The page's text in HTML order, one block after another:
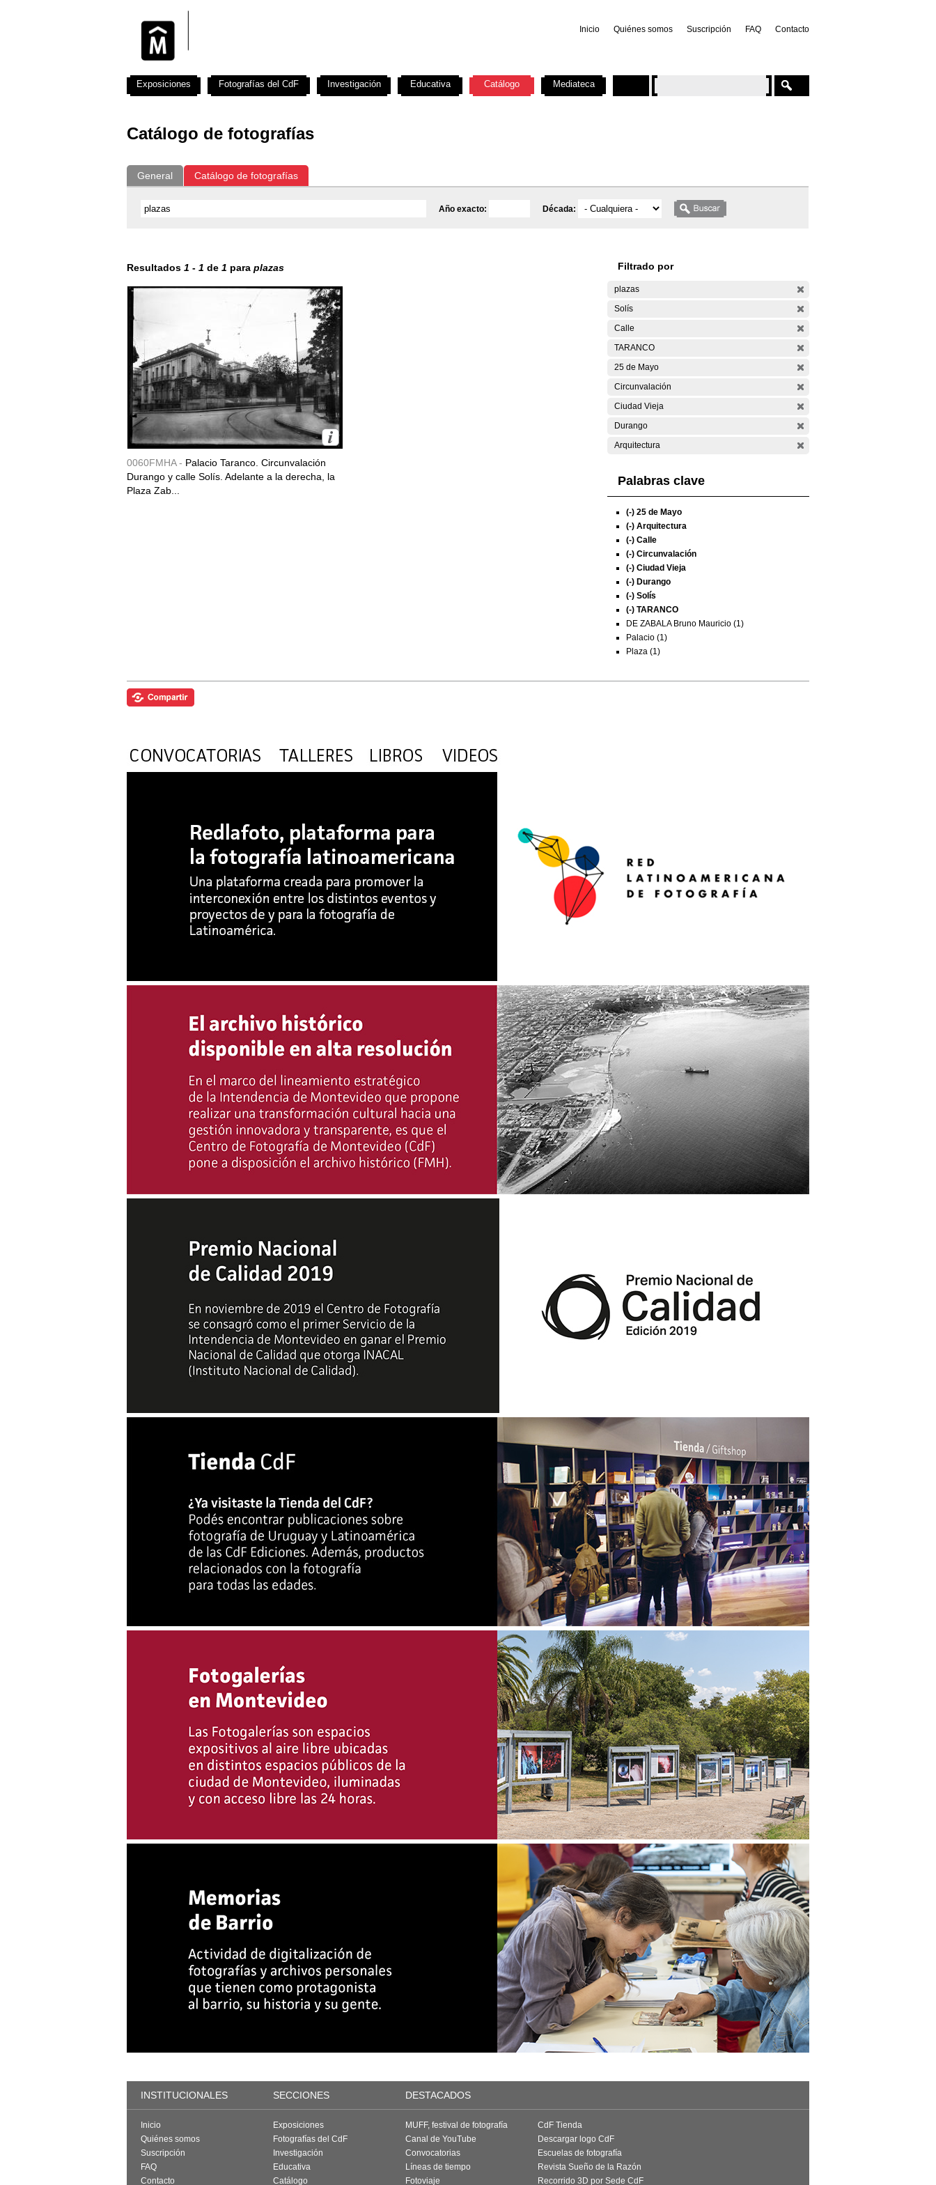
Inicio Quiénes somos Suscripción FAQ Contacto
Catálogo de fotografías
General Catálogo de fotografías
Año exacto: Década:
Resultados 1 - 1 de 1 para plazas
0060FMHA - Palacio Taranco. Circunvalación
Durango y calle Solís. Adelante a la derecha, la
Plaza Zab...
Filtrado por
plazas
Solís
Calle
TARANCO
25 de Mayo
Circunvalación
Ciudad Vieja
Durango
Arquitectura
Palabras clave
(-) 25 de Mayo
(-) Arquitectura
(-) Calle
(-) Circunvalación
(-) Ciudad Vieja
(-) Durango
(-) Solís
(-) TARANCO
DE ZABALA Bruno Mauricio (1)
Palacio (1)
Plaza (1)
Exposiciones Fotografías del CdF Investigación Educativa Catálogo Mediateca
INSTITUCIONALES SECCIONES DESTACADOS
Inicio
Quiénes somos
Suscripción
FAQ
Contacto
Exposiciones
Fotografías del CdF
Investigación
Educativa
Catálogo
MUFF, festival de fotografía
Canal de YouTube
Convocatorias
Líneas de tiempo
Fotoviaje
CdF Tienda
Descargar logo CdF
Escuelas de fotografía
Revista Sueño de la Razón
Recorrido 3D por Sede CdF